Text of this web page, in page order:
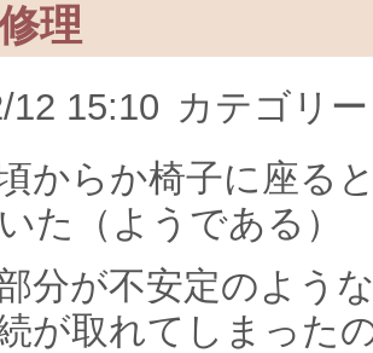
理
12 15:10 カテゴリ
からか椅子に座る
た（ようである）
分が不安定のよう
が取れてしまった